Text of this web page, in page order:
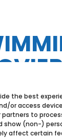
the best
or access
partners to
show (non-)
affect certain